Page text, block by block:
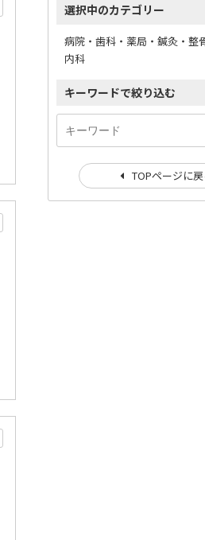
選択中のカテゴリー
内科
キーワードで絞り込む
TOPページに戻